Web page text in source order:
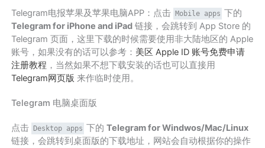
Telegram电报苹果及苹果电脑APP：点击 Mobile apps 下的
Telegram for iPhone and iPad 链接，会跳转到 App Store 的
Telegram 页面，这里下载的时候需要使用非大陆地区的 Apple
账号，如果没有的话可以参考： 美区 Apple ID 账号免费申请
注册教程 ，当然如果不想下载安装的话也可以直接用
Telegram网页版 来作临时使用。
Telegram 电脑桌面版
点击 Desktop apps 下的Telegram for Windwos/Mac/Linux
链接，会跳转到桌面版的下载地址，网站会自动根据你的操作